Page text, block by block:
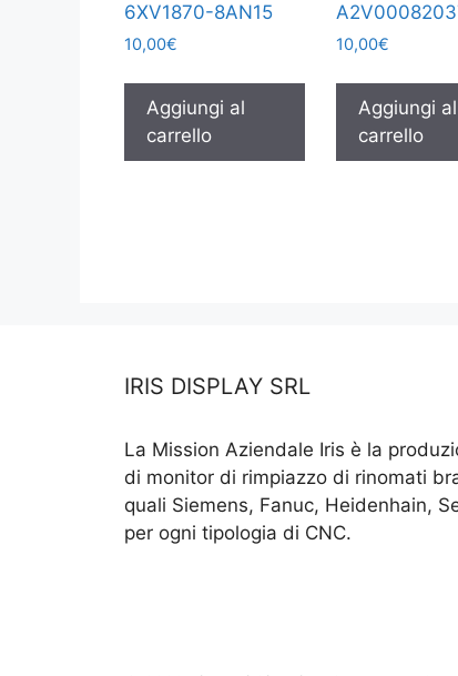
6XV1870-8AN15
10,00€
Aggiungi al
carrello
10,00€
Aggiungi al
carrello
IRIS DISPLAY SRL
La Mission Aziendale Iris è la
di monitor di rimpiazzo di rinomati
quali Siemens, Fanuc, Heidenhain,
per ogni tipologia di CNC.